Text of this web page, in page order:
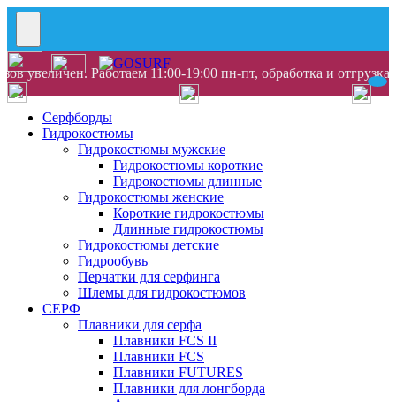
увеличен. Работаем 11:00-19:00 пн-пт, обработка и
Серфборды
Гидрокостюмы
Гидрокостюмы мужские
Гидрокостюмы короткие
Гидрокостюмы длинные
Гидрокостюмы женские
Короткие гидрокостюмы
Длинные гидрокостюмы
Гидрокостюмы детские
Гидрообувь
Перчатки для серфинга
Шлемы для гидрокостюмов
СЕРФ
Плавники для серфа
Плавники FCS II
Плавники FCS
Плавники FUTURES
Плавники для лонгборда